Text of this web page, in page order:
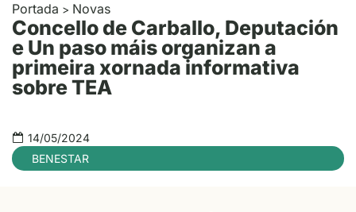
Portada > Novas
Concello de Carballo, Deputación
e Un paso máis organizan a
primeira xornada informativa
sobre TEA
14/05/2024
BENESTAR